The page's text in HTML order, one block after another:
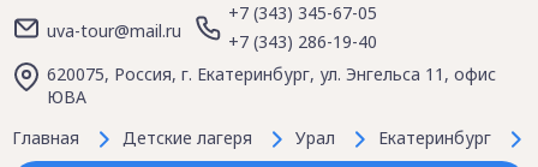
uva-tour@mail.ru
+7 (343) 345-67-05
+7 (343) 286-19-40
620075, Россия, г. Екатеринбург, ул. Энгельса 11, офис
ЮВА
Главная
Детские лагеря Урал Екатеринбург